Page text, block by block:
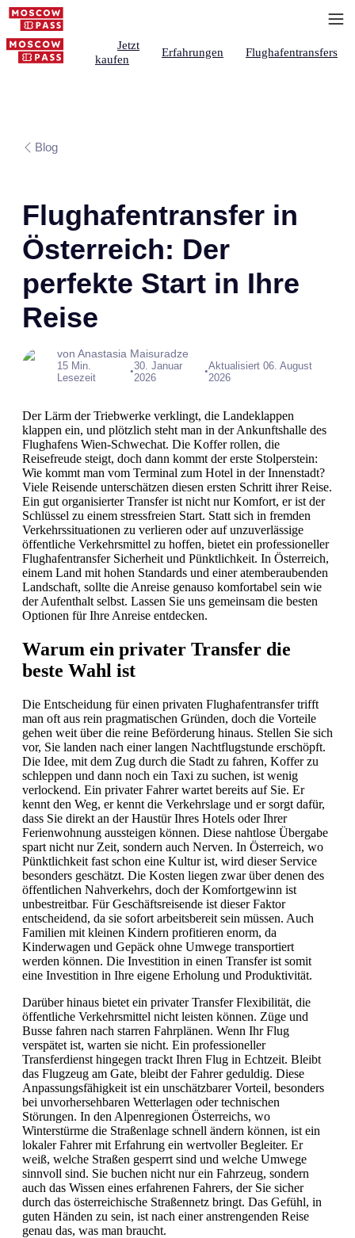
Jetzt
kaufen
Erfahrungen Flughafentransfers
Blog
Flughafentransfer in
Österreich: Der
perfekte Start in Ihre
Reise
von Anastasia Maisuradze
15 Min.
Lesezeit
•30. Januar
2026
•Aktualisiert 06. August
2026
Der Lärm der Triebwerke verklingt, die Landeklappen
klappen ein, und plötzlich steht man in der Ankunftshalle des
Flughafens Wien-Schwechat. Die Koffer rollen, die
Reisefreude steigt, doch dann kommt der erste Stolperstein:
Wie kommt man vom Terminal zum Hotel in der Innenstadt?
Viele Reisende unterschätzen diesen ersten Schritt ihrer Reise.
Ein gut organisierter Transfer ist nicht nur Komfort, er ist der
Schlüssel zu einem stressfreien Start. Statt sich in fremden
Verkehrssituationen zu verlieren oder auf unzuverlässige
öffentliche Verkehrsmittel zu hoffen, bietet ein professioneller
Flughafentransfer Sicherheit und Pünktlichkeit. In Österreich,
einem Land mit hohen Standards und einer atemberaubenden
Landschaft, sollte die Anreise genauso komfortabel sein wie
der Aufenthalt selbst. Lassen Sie uns gemeinsam die besten
Optionen für Ihre Anreise entdecken.
Warum ein privater Transfer die
beste Wahl ist
Die Entscheidung für einen privaten Flughafentransfer trifft
man oft aus rein pragmatischen Gründen, doch die Vorteile
gehen weit über die reine Beförderung hinaus. Stellen Sie sich
vor, Sie landen nach einer langen Nachtflugstunde erschöpft.
Die Idee, mit dem Zug durch die Stadt zu fahren, Koffer zu
schleppen und dann noch ein Taxi zu suchen, ist wenig
verlockend. Ein privater Fahrer wartet bereits auf Sie. Er
kennt den Weg, er kennt die Verkehrslage und er sorgt dafür,
dass Sie direkt an der Haustür Ihres Hotels oder Ihrer
Ferienwohnung aussteigen können. Diese nahtlose Übergabe
spart nicht nur Zeit, sondern auch Nerven. In Österreich, wo
Pünktlichkeit fast schon eine Kultur ist, wird dieser Service
besonders geschätzt. Die Kosten liegen zwar über denen des
öffentlichen Nahverkehrs, doch der Komfortgewinn ist
unbestreitbar. Für Geschäftsreisende ist dieser Faktor
entscheidend, da sie sofort arbeitsbereit sein müssen. Auch
Familien mit kleinen Kindern profitieren enorm, da
Kinderwagen und Gepäck ohne Umwege transportiert
werden können. Die Investition in einen Transfer ist somit
eine Investition in Ihre eigene Erholung und Produktivität.
Darüber hinaus bietet ein privater Transfer Flexibilität, die
öffentliche Verkehrsmittel nicht leisten können. Züge und
Busse fahren nach starren Fahrplänen. Wenn Ihr Flug
verspätet ist, warten sie nicht. Ein professioneller
Transferdienst hingegen trackt Ihren Flug in Echtzeit. Bleibt
das Flugzeug am Gate, bleibt der Fahrer geduldig. Diese
Anpassungsfähigkeit ist ein unschätzbarer Vorteil, besonders
bei unvorhersehbaren Wetterlagen oder technischen
Störungen. In den Alpenregionen Österreichs, wo
Winterstürme die Straßenlage schnell ändern können, ist ein
lokaler Fahrer mit Erfahrung ein wertvoller Begleiter. Er
weiß, welche Straßen gesperrt sind und welche Umwege
sinnvoll sind. Sie buchen nicht nur ein Fahrzeug, sondern
auch das Wissen eines erfahrenen Fahrers, der Sie sicher
durch das österreichische Straßennetz bringt. Das Gefühl, in
guten Händen zu sein, ist nach einer anstrengenden Reise
genau das, was man braucht.